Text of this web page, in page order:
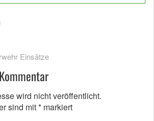
Einsätze
wird nicht veröffentlicht.
sind mit* markiert